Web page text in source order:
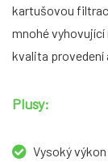
kartušovou
mnohé
kvalita provedení
Plusy:
Vysoký